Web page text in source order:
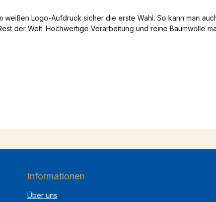
Logo-Aufdruck sicher die erste Wahl. So kann man
der Welt. Hochwertige Verarbeitung und reine Baumwolle
Informationen
Über uns